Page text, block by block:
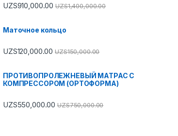
UZS910,000.00 UZS1,400,000.00
Маточное кольцо
UZS120,000.00 UZS150,000.00
ПРОТИВОПРОЛЕЖНЕВЫЙ МАТРАС С
КОМПРЕССОРОМ (ОРТОФОРМА)
UZS550,000.00 UZS750,000.00